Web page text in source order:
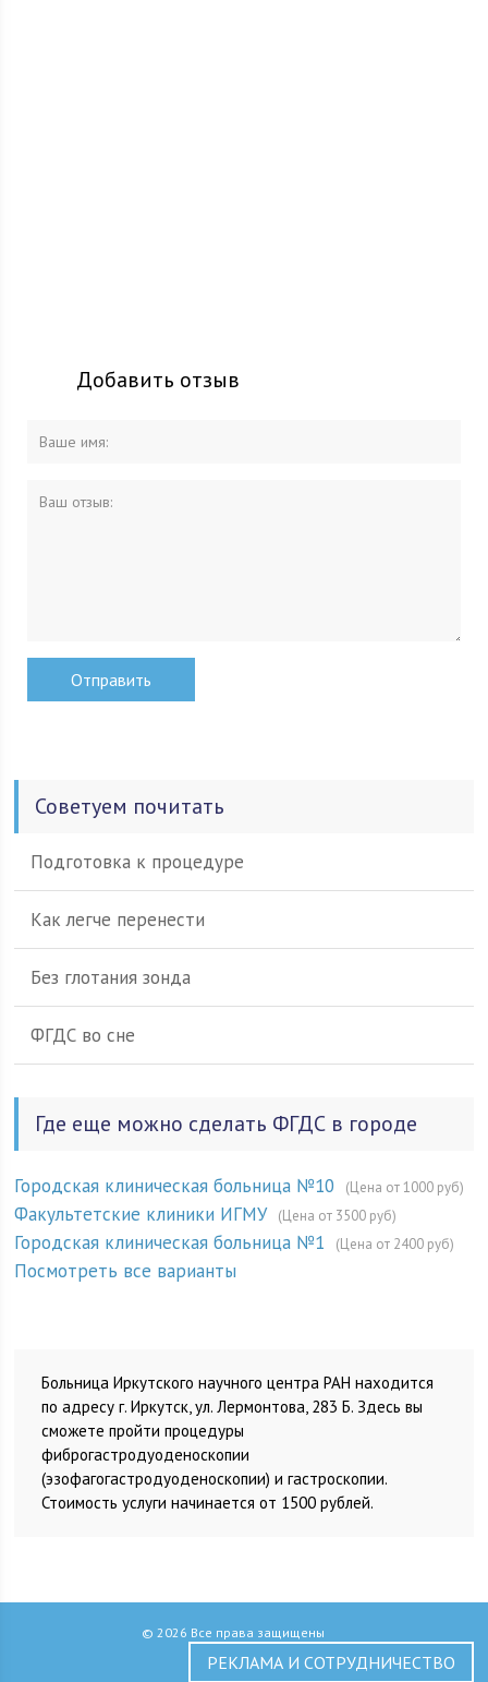
Добавить отзыв
Советуем почитать
Подготовка к процедуре
Как легче перенести
Без глотания зонда
ФГДС во сне
Где еще можно сделать ФГДС в городе
Городская клиническая больница №10 (Цена от 1000 руб)
Факультетские клиники ИГМУ (Цена от 3500 руб)
Городская клиническая больница №1 (Цена от 2400 руб)
Посмотреть все варианты
Больница Иркутского научного центра РАН находится
по адресу г. Иркутск, ул. Лермонтова, 283 Б. Здесь вы
сможете пройти процедуры
фиброгастродуоденоскопии
(эзофагогастродуоденоскопии) и гастроскопии.
Стоимость услуги начинается от 1500 рублей.
© 2026 Все права защищены
РЕКЛАМА И СОТРУДНИЧЕСТВО